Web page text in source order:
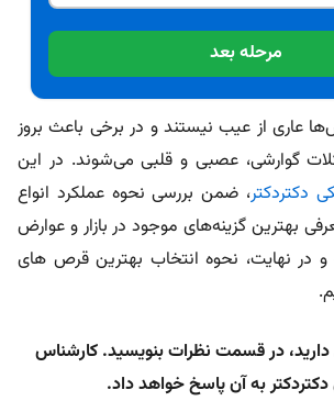
مرحله بعد
عاری از عیب نیستند و در برخی باعث بروز
گوارشی، عصبی و قلبی می‌شوند. در این
دکتردکتر، ضمن بررسی نحوه عملکرد انواع
بهترین گزینه‌های موجود در بازار و عوارض
و در نهایت، نحوه انتخاب بهترین قرص های
دارید، در قسمت نظرات بنویسید. کارشناس
به آن پاسخ خواهد داد.